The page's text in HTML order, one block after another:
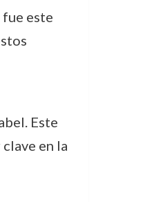
fue este
Este
en la